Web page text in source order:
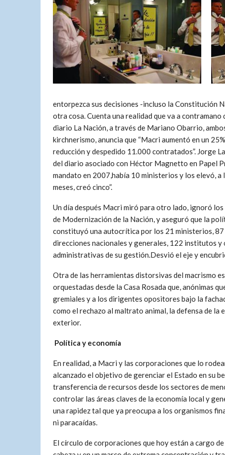
entorpezca sus decisiones -incluso la Constitución
otra cosa. Cuenta una realidad que va a
diario La Nación, a través de Mariano Obarrio,
kirchnerismo, anuncia que “Macri aumentó en un
reducción y despedido 11.000 contratados”. Jorge
del diario asociado con Héctor Magnetto en Papel
mandato en 2007,había 10 ministerios y los elevó,
meses, creó cinco”.
Un día después Macri miró para otro lado, ignoró
de Modernización de la Nación, y aseguró que la
constituyó una autocrítica por los 21 ministerios,
direcciones nacionales y generales, 122 institutos y
administrativas de su gestión.Desvió el eje y
Otra de las herramientas distorsivas del macrismo
orquestadas desde la Casa Rosada que, anónimas
gremiales y a los dirigentes opositores bajo la
como el rechazo al maltrato animal, la defensa de
exterior.
Política y economía
En realidad, a Macri y las corporaciones que lo
alcanzado el objetivo de gerenciar el Estado en su
transferencia de recursos desde los sectores de
controlar las áreas claves de la economía local y
una rapidez tal que ya preocupa a los organismos
ni paracaídas.
El círculo de corporaciones que hoy están a cargo